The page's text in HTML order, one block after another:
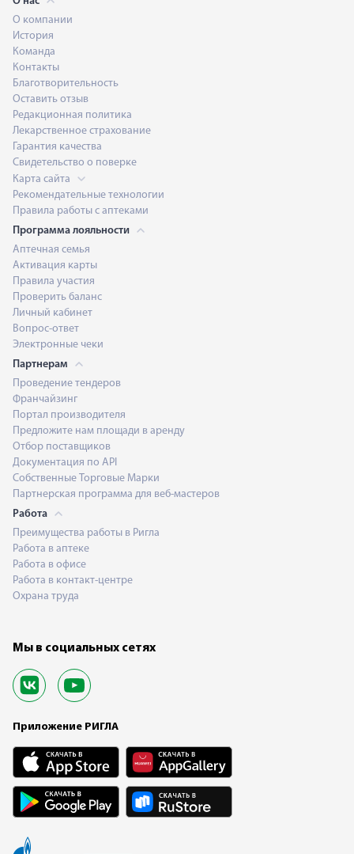
О компании
История
Команда
Контакты
Благотворительность
Оставить отзыв
Редакционная политика
Лекарственное страхование
Гарантия качества
Свидетельство о поверке
Карта сайта
Рекомендательные технологии
Правила работы с аптеками
Программа лояльности
Аптечная семья
Активация карты
Правила участия
Проверить баланс
Личный кабинет
Вопрос-ответ
Электронные чеки
Партнерам
Проведение тендеров
Франчайзинг
Портал производителя
Предложите нам площади в аренду
Отбор поставщиков
Документация по API
Собственные Торговые Марки
Партнерская программа для веб-мастеров
Работа
Преимущества работы в Ригла
Работа в аптеке
Работа в офисе
Работа в контакт-центре
Охрана труда
Мы в социальных сетях
Приложение РИГЛА